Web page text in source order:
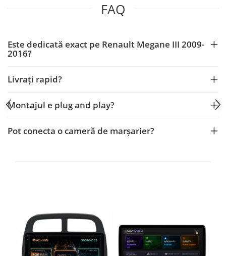
Jeep
Volvo
Iveco
Rame adaptoare Chrysler
Rame adaptoare Isuzu
Rame adaptoare Subaru
FAQ
Este dedicată exact pe Renault Megane III 2009-
2016?
Livrați rapid?
Montajul e plug and play?
Pot conecta o cameră de marșarier?